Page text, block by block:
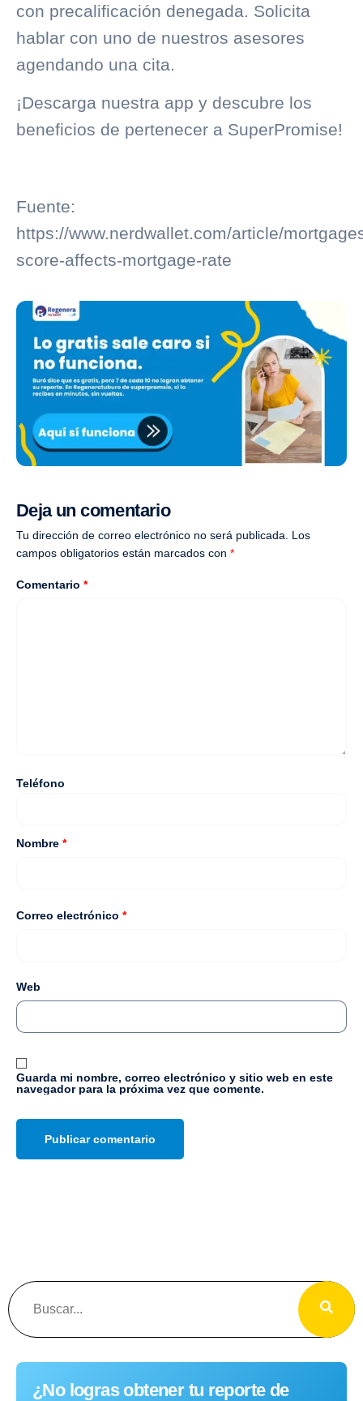
con precalificación denegada. Solicita
hablar con uno de nuestros asesores
agendando una cita.
¡Descarga nuestra app y descubre los
beneficios de pertenecer a SuperPromise!
Fuente:
https://www.nerdwallet.com/article/
score-affects-mortgage-rate
Deja un comentario
Tu dirección de correo electrónico no será publicada. Los
campos obligatorios están marcados con *
Comentario *
Teléfono
Nombre *
Correo electrónico *
Web
Guarda mi nombre, correo electrónico y sitio web en este
navegador para la próxima vez que comente.
¿No logras obtener tu reporte de